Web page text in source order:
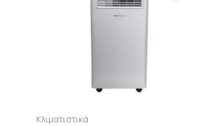
Κλιματιστικά